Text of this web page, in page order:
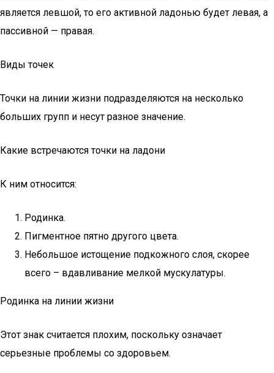
является левшой, то его активной ладонью будет левая, а
пассивной — правая.
Виды точек
Точки на линии жизни подразделяются на несколько
больших групп и несут разное значение.
Какие встречаются точки на ладони
К ним относится:
Родинка.
Пигментное пятно другого цвета.
Небольшое истощение подкожного слоя, скорее
всего – вдавливание мелкой мускулатуры.
Родинка на линии жизни
Этот знак считается плохим, поскольку означает
серьезные проблемы со здоровьем.